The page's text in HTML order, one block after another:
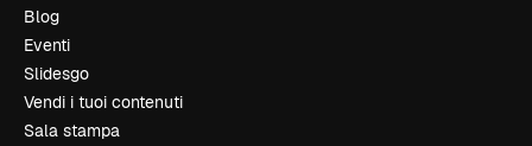
Blog
Eventi
Slidesgo
Vendi i tuoi contenuti
Sala stampa